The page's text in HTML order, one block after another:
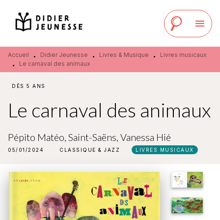
MENU RECHERCHE
PIED DE PAGE
menu
Accueil • Didier Jeunesse • Livres & Musique •
Livres musicaux
•
Le carnaval des animaux
DÈS 5 ANS
Le carnaval des animaux
Pépito Matéo Saint-Saëns Vanessa Hié
05/01/2024 CLASSIQUE & JAZZ LIVRES MUSICAUX